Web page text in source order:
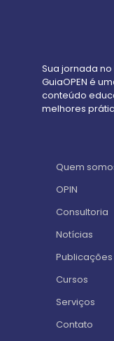
Sua jornada
GuiaOPEN é
conteúdo
melhores
Quem
OPIN
Consultoria
Notícias
Publicações
Cursos
Serviços
Contato